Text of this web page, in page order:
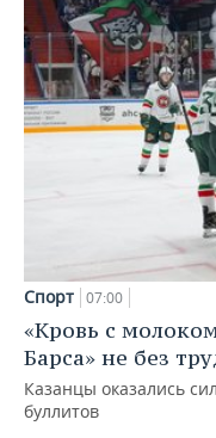
Спорт 07:00
«Кровь с
Барса» не без
Казанцы оказались
буллитов